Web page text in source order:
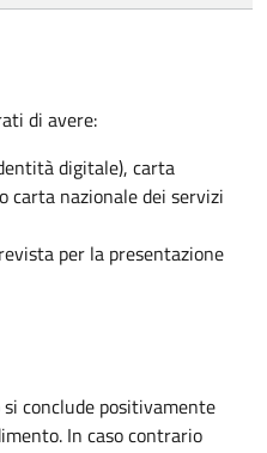
di avere:
digitale), carta
carta nazionale dei servizi
per la presentazione
conclude positivamente
In caso contrario